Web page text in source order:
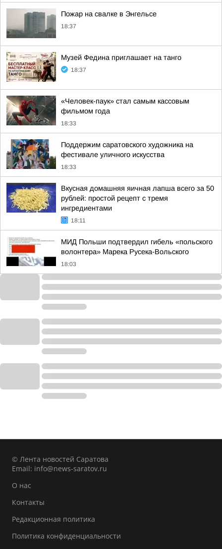
Пожар на свалке в Энгельсе
18:37
Музей Федина приглашает на танго
18:37
«Человек-паук» стал самым кассовым
фильмом года
18:33
Поддержим саратовского художника на
фестивале уличного искусства
18:33
Вкусная домашняя яичная лапша всего за 50
рублей: простой рецепт с тремя
ингредиентами
18:11
МИД Польши подтвердил гибель «польского
волонтера» Марека Русека-Вольского
18:03
© Лента новостей Саратова
Email: info@news-saratov.ru
О нас
Контакты
Редакционная политика
Политика конфиденциальности